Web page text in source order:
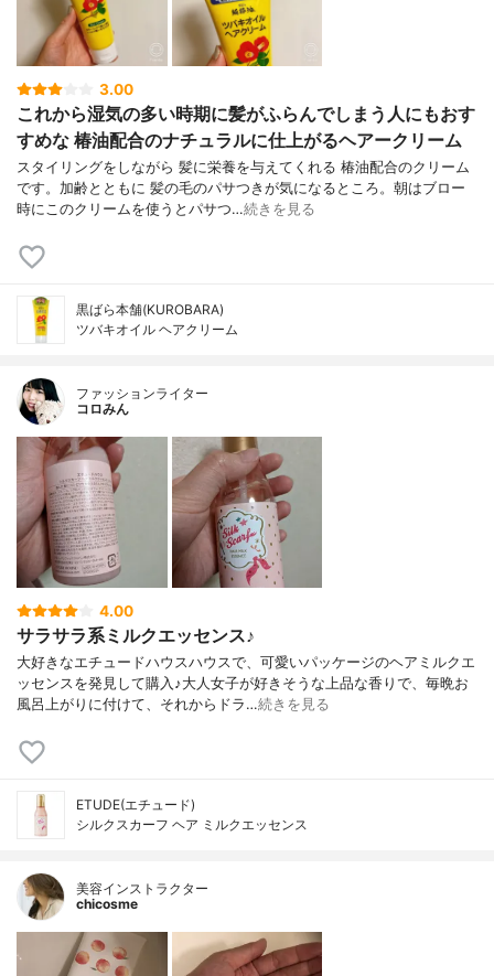
3.00
これから湿気の多い時期に髪がふらんでしまう人にもおす
すめな 椿油配合のナチュラルに仕上がるヘアークリーム
スタイリングをしながら 髪に栄養を与えてくれる 椿油配合のクリーム
です。加齢とともに 髪の毛のパサつきが気になるところ。朝はブロー
時にこのクリームを使うとパサつ…続きを見る
黒ばら本舗(KUROBARA)
ツバキオイル ヘアクリーム
ファッションライター
コロみん
4.00
サラサラ系ミルクエッセンス♪
大好きなエチュードハウスハウスで、可愛いパッケージのヘアミルクエ
ッセンスを発見して購入♪大人女子が好きそうな上品な香りで、毎晩お
風呂上がりに付けて、それからドラ…続きを見る
ETUDE(エチュード)
シルクスカーフ ヘア ミルクエッセンス
美容インストラクター
chicosme